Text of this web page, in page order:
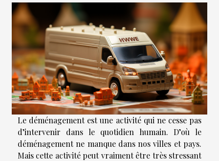
Le déménagement est une activité qui ne cesse pas
d’intervenir dans le quotidien humain. D’où le
déménagement ne manque dans nos villes et pays.
Mais cette activité peut vraiment être très stressant